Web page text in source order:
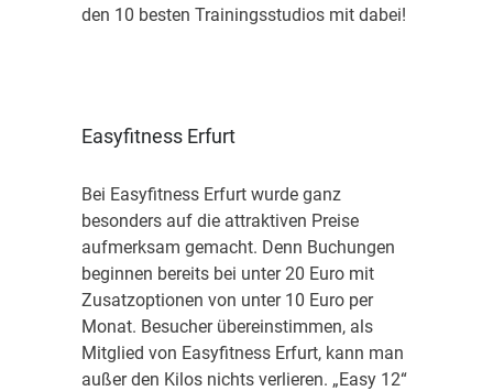
den 10 besten Trainingsstudios mit dabei!
Easyfitness Erfurt
Bei Easyfitness Erfurt wurde ganz
besonders auf die attraktiven Preise
aufmerksam gemacht. Denn Buchungen
beginnen bereits bei unter 20 Euro mit
Zusatzoptionen von unter 10 Euro per
Monat. Besucher übereinstimmen, als
Mitglied von Easyfitness Erfurt, kann man
außer den Kilos nichts verlieren. „Easy 12“